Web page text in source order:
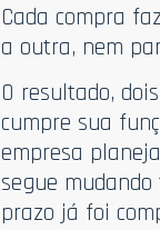
Cada compra
a outra, nem
O resultado,
cumpre sua
empresa
segue
prazo já foi